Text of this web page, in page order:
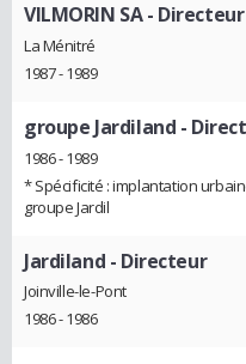
VILMORIN SA- Directeur
La Ménitré
1987 - 1989
groupe Jardiland -
1986 - 1989
* Spécificité : implantation
groupe Jardil
Jardiland - Directeur
Joinville-le-Pont
1986 - 1986